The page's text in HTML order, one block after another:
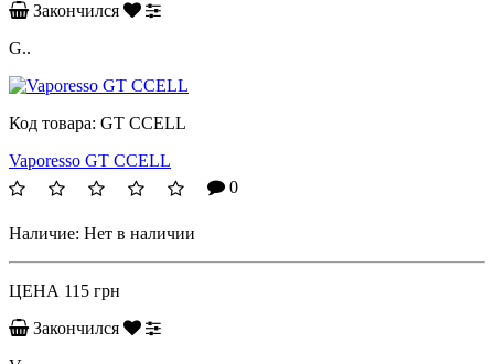
Закончился
G..
Код товара: GT CCELL
Vaporesso GT CCELL
0
Наличие: Нет в наличии
ЦЕНА 115 грн
Закончился